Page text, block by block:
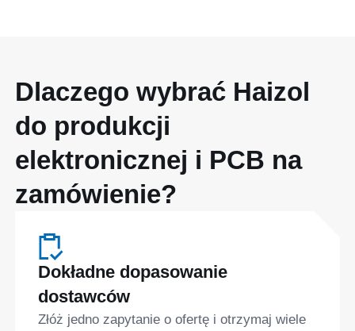
Dlaczego wybrać Haizol
do produkcji
elektronicznej i PCB na
zamówienie?
Dokładne dopasowanie
dostawców
Złóż jedno zapytanie o ofertę i otrzymaj wiele